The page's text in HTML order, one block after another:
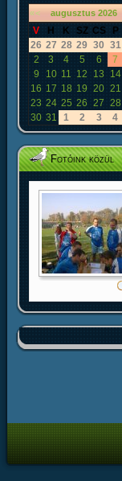
«< augusztus 2026
V H K SZ CS P
26 27 28 29 30 31
2
3 4 5 6 7
9
10 11 12 13 14
16 17 18 19 20 21
23 24 25 26 27 28
30 31 1 2 3 4
Fotóink közül